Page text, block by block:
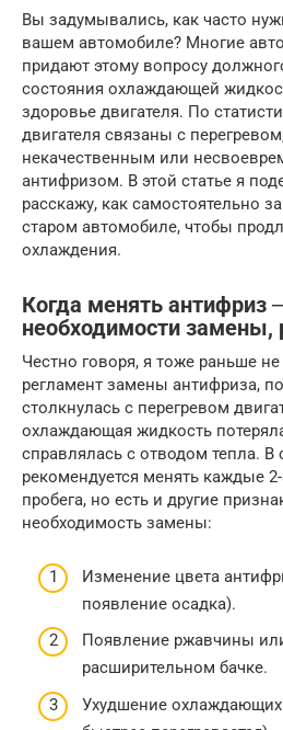
Вы задумывались, как часто
вашем автомобиле? Многие
придают этому вопросу
состояния охлаждающей
здоровье двигателя. По
двигателя связаны с
некачественным или
антифризом. В этой статье я
расскажу, как самостоятельно
старом автомобиле, чтобы
охлаждения.
Когда менять антифриз
необходимости замены,
Честно говоря, я тоже раньше
регламент замены антифриза,
столкнулась с перегревом
охлаждающая жидкость
справлялась с отводом тепла. В
рекомендуется менять каждые
пробега, но есть и другие
необходимость замены:
Изменение цвета
появление осадка).
Появление ржавчины
расширительном бачке.
Ухудшение охлаждающих